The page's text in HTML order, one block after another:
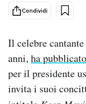
Tecnologia
Internet
Cultura
Economia
Sport
Condividi
Il celebre
anni, ha pubblicato
per il presidente
invita i suoi